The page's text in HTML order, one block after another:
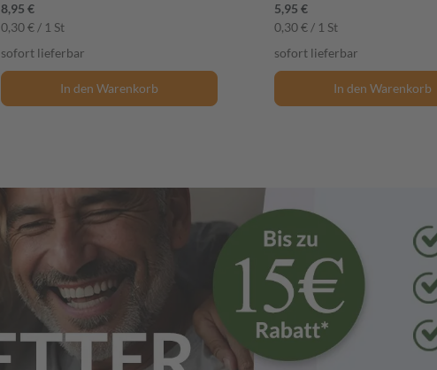
8,95 €
0,30 € / 1 St
sofort lieferbar
In den Warenkorb
5,95 €
0,30 € / 1 St
sofort lieferbar
In den Warenkorb